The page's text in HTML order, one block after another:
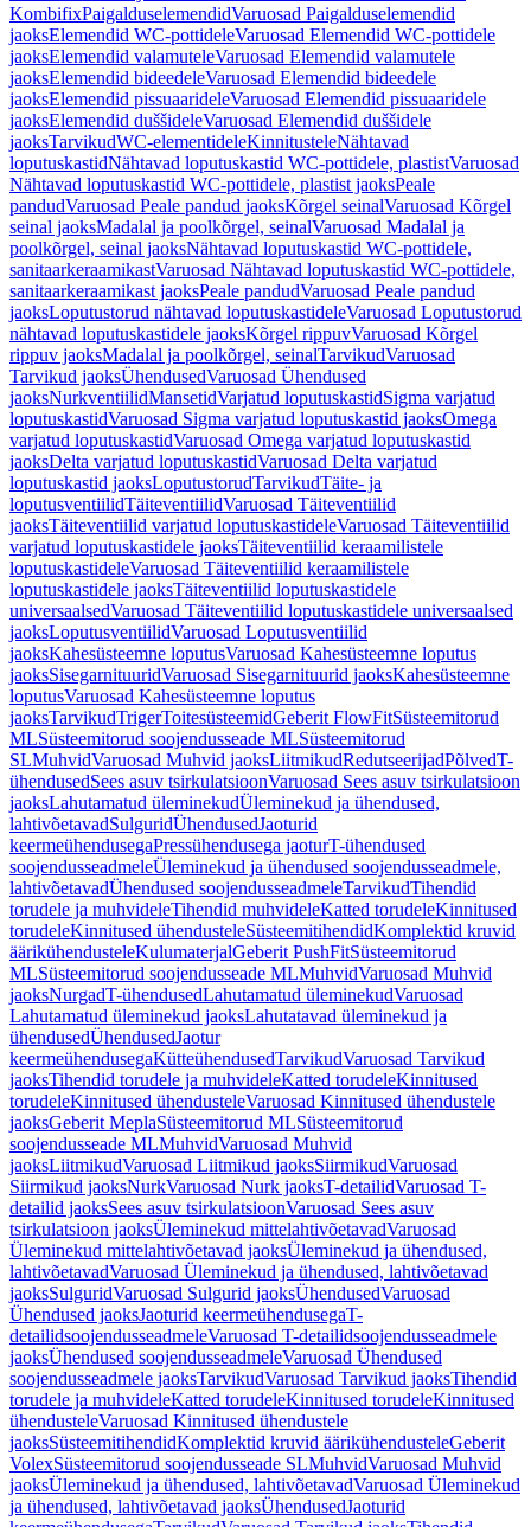
KombifixPaigalduselemendidVaruosad Paigalduselemendid
jaoksElemendid WC-pottideleVaruosad Elemendid WC-pottidele
jaoksElemendid valamuteleVaruosad Elemendid valamutele
jaoksElemendid bideedeleVaruosad Elemendid bideedele
jaoksElemendid pissuaarideleVaruosad Elemendid pissuaaridele
jaoksElemendid duššideleVaruosad Elemendid duššidele
jaoksTarvikudWC-elementideleKinnitusteleNähtavad
loputuskastidNähtavad loputuskastid WC-pottidele, plastistVaruosad
Nähtavad loputuskastid WC-pottidele, plastist jaoksPeale
pandudVaruosad Peale pandud jaoksKõrgel seinalVaruosad Kõrgel
seinal jaoksMadalal ja poolkõrgel, seinalVaruosad Madalal ja
poolkõrgel, seinal jaoksNähtavad loputuskastid WC-pottidele,
sanitaarkeraamikastVaruosad Nähtavad loputuskastid WC-pottidele,
sanitaarkeraamikast jaoksPeale pandudVaruosad Peale pandud
jaoksLoputustorud nähtavad loputuskastideleVaruosad Loputustorud
nähtavad loputuskastidele jaoksKõrgel rippuvVaruosad Kõrgel
rippuv jaoksMadalal ja poolkõrgel, seinalTarvikudVaruosad
Tarvikud jaoksÜhendusedVaruosad Ühendused
jaoksNurkventiilidMansetidVarjatud loputuskastidSigma varjatud
loputuskastidVaruosad Sigma varjatud loputuskastid jaoksOmega
varjatud loputuskastidVaruosad Omega varjatud loputuskastid
jaoksDelta varjatud loputuskastidVaruosad Delta varjatud
loputuskastid jaoksLoputustorudTarvikudTäite- ja
loputusventiilidTäiteventiilidVaruosad Täiteventiilid
jaoksTäiteventiilid varjatud loputuskastideleVaruosad Täiteventiilid
varjatud loputuskastidele jaoksTäiteventiilid keraamilistele
loputuskastideleVaruosad Täiteventiilid keraamilistele
loputuskastidele jaoksTäiteventiilid loputuskastidele
universaalsedVaruosad Täiteventiilid loputuskastidele universaalsed
jaoksLoputusventiilidVaruosad Loputusventiilid
jaoksKahesüsteemne loputusVaruosad Kahesüsteemne loputus
jaoksSisegarnituuridVaruosad Sisegarnituurid jaoksKahesüsteemne
loputusVaruosad Kahesüsteemne loputus
jaoksTarvikudTrigerToitesüsteemidGeberit FlowFitSüsteemitorud
MLSüsteemitorud soojendusseade MLSüsteemitorud
SLMuhvidVaruosad Muhvid jaoksLiitmikudRedutseerijadPõlvedT-
ühendusedSees asuv tsirkulatsioonVaruosad Sees asuv tsirkulatsioon
jaoksLahutamatud üleminekudÜleminekud ja ühendused,
lahtivõetavadSulguridÜhendusedJaoturid
keermeühendusegaPressühendusega jaoturT-ühendused
soojendusseadmeleÜleminekud ja ühendused soojendusseadmele,
lahtivõetavadÜhendused soojendusseadmeleTarvikudTihendid
torudele ja muhvideleTihendid muhvideleKatted torudeleKinnitused
torudeleKinnitused ühendusteleSüsteemitihendidKomplektid kruvid
äärikühendusteleKulumaterjalGeberit PushFitSüsteemitorud
MLSüsteemitorud soojendusseade MLMuhvidVaruosad Muhvid
jaoksNurgadT-ühendusedLahutamatud üleminekudVaruosad
Lahutamatud üleminekud jaoksLahutatavad üleminekud ja
ühendusedÜhendusedJaotur
keermeühendusegaKütteühendusedTarvikudVaruosad Tarvikud
jaoksTihendid torudele ja muhvideleKatted torudeleKinnitused
torudeleKinnitused ühendusteleVaruosad Kinnitused ühendustele
jaoksGeberit MeplaSüsteemitorud MLSüsteemitorud
soojendusseade MLMuhvidVaruosad Muhvid
jaoksLiitmikudVaruosad Liitmikud jaoksSiirmikudVaruosad
Siirmikud jaoksNurkVaruosad Nurk jaoksT-detailidVaruosad T-
detailid jaoksSees asuv tsirkulatsioonVaruosad Sees asuv
tsirkulatsioon jaoksÜleminekud mittelahtivõetavadVaruosad
Üleminekud mittelahtivõetavad jaoksÜleminekud ja ühendused,
lahtivõetavadVaruosad Üleminekud ja ühendused, lahtivõetavad
jaoksSulguridVaruosad Sulgurid jaoksÜhendusedVaruosad
Ühendused jaoksJaoturid keermeühendusegaT-
detailidsoojendusseadmeleVaruosad T-detailidsoojendusseadmele
jaoksÜhendused soojendusseadmeleVaruosad Ühendused
soojendusseadmele jaoksTarvikudVaruosad Tarvikud jaoksTihendid
torudele ja muhvideleKatted torudeleKinnitused torudeleKinnitused
ühendusteleVaruosad Kinnitused ühendustele
jaoksSüsteemitihendidKomplektid kruvid äärikühendusteleGeberit
VolexSüsteemitorud soojendusseade SLMuhvidVaruosad Muhvid
jaoksÜleminekud ja ühendused, lahtivõetavadVaruosad Üleminekud
ja ühendused, lahtivõetavad jaoksÜhendusedJaoturid